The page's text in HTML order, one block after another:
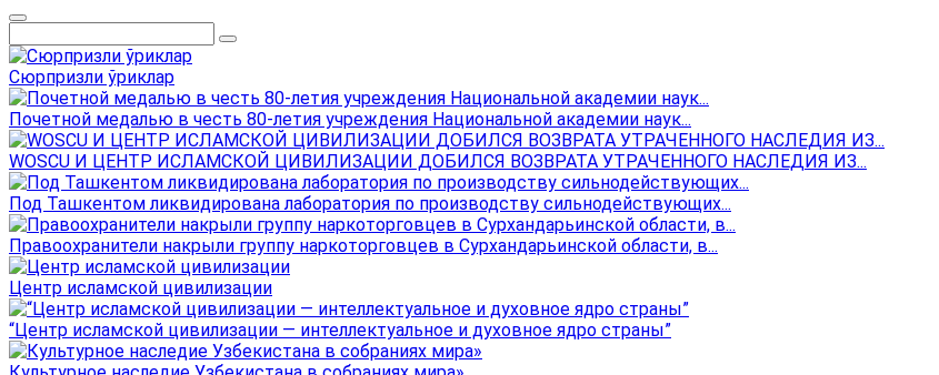
Сюрпризли ўриклар
Почетной медалью в честь 80-летия учреждения Национальной академии наук...
WOSCU И ЦЕНТР ИСЛАМСКОЙ ЦИВИЛИЗАЦИИ ДОБИЛСЯ ВОЗВРАТА УТРАЧЕННОГО НАСЛЕДИЯ ИЗ...
Под Ташкентом ликвидирована лаборатория по производству сильнодействующих...
Правоохранители накрыли группу наркоторговцев в Сурхандарьинской области, в...
Центр исламской цивилизации
“Центр исламской цивилизации — интеллектуальное и духовное ядро страны”